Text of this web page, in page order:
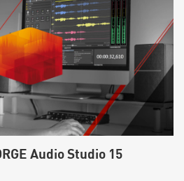
Audio Studio 15